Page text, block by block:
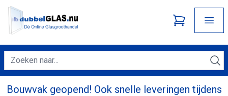
Bouwvak geopend! Ook snelle leveringen tijdens